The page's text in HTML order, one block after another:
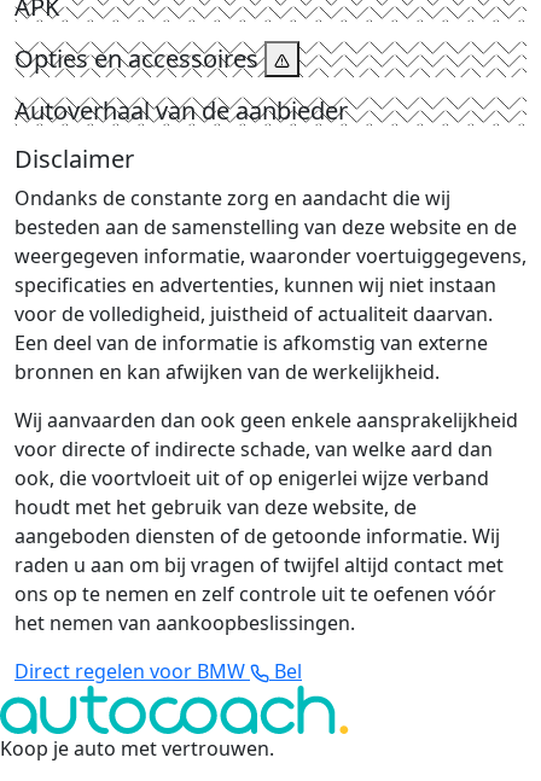
APK
Opties en accessoires
Autoverhaal van de aanbieder
Disclaimer
Ondanks de constante zorg en aandacht die wij
besteden aan de samenstelling van deze website en de
weergegeven informatie, waaronder voertuiggegevens,
specificaties en advertenties, kunnen wij niet instaan
voor de volledigheid, juistheid of actualiteit daarvan.
Een deel van de informatie is afkomstig van externe
bronnen en kan afwijken van de werkelijkheid.
Wij aanvaarden dan ook geen enkele aansprakelijkheid
voor directe of indirecte schade, van welke aard dan
ook, die voortvloeit uit of op enigerlei wijze verband
houdt met het gebruik van deze website, de
aangeboden diensten of de getoonde informatie. Wij
raden u aan om bij vragen of twijfel altijd contact met
ons op te nemen en zelf controle uit te oefenen vóór
het nemen van aankoopbeslissingen.
Direct regelen voor BMW
Bel
Koop je auto met vertrouwen.